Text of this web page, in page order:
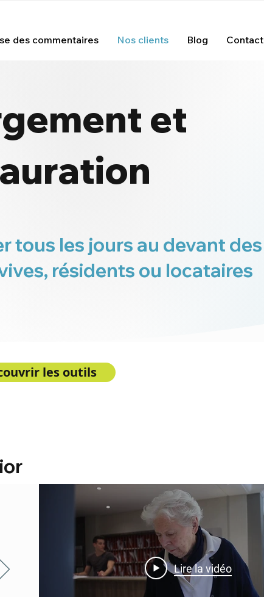
des commentaires Nos clients Blog Contact
et
tous les jours au devant des
résidents ou locataires
les outils
Lire la vidéo